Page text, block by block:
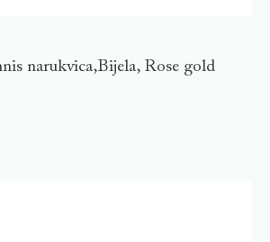
narukvica,Bijela, Rose gold